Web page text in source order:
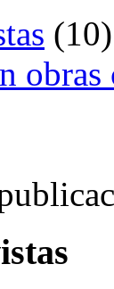
(10)